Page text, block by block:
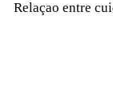
Relaçao entre